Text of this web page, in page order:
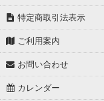
特定商取引法表示
ご利用案内
お問い合わせ
カレンダー